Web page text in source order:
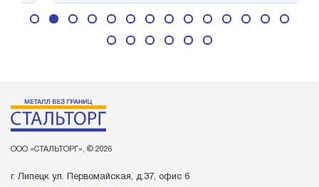
ООО «СТАЛЬТОРГ», © 2026
г. Липецк ул. Первомайская, д.37, офис 6